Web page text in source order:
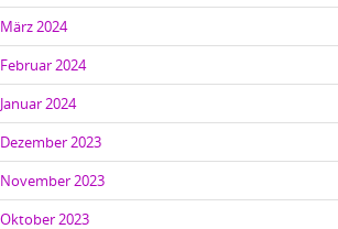
März 2024
Februar 2024
Januar 2024
Dezember 2023
November 2023
Oktober 2023